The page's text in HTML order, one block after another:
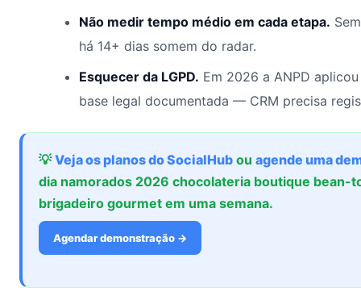
Não medir tempo médio em cada etapa.
há 14+ dias somem do radar.
Esquecer da LGPD. Em 2026 a ANPD
base legal documentada — CRM precisa
💡Veja os planos do SocialHub ou agende uma
dia namorados 2026 chocolateria boutique bean-
brigadeiro gourmet em uma semana.
Agendar demonstração →